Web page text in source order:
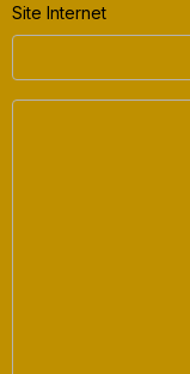
Site Internet